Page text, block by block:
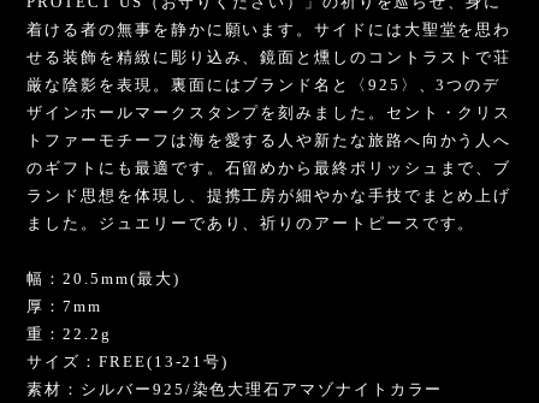
着ける者の無事を静かに願います。サイドには大聖堂を思わ
せる装飾を精緻に彫り込み、鏡面と燻しのコントラストで荘
厳な陰影を表現。裏面にはブランド名と〈925〉、3つのデ
ザインホールマークスタンプを刻みました。セント・クリス
トファーモチーフは海を愛する人や新たな旅路へ向かう人へ
のギフトにも最適です。石留めから最終ポリッシュまで、ブ
ランド思想を体現し、提携工房が細やかな手技でまとめ上げ
ました。ジュエリーであり、祈りのアートピースです。
幅：20.5mm(最大)
厚：7mm
重：22.2g
サイズ：FREE(13-21号)
素材：シルバー925/染色大理石アマゾナイトカラー